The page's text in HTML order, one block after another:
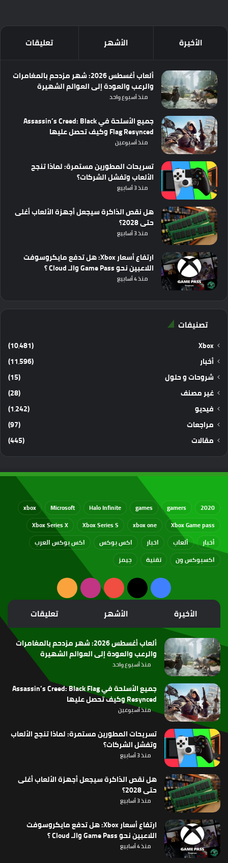
الأخيرة الأشهر تعليقات
ألعاب أغسطس 2026: شهر مزدحم بالمغامرات
والرعب والعودة إلى العوالم الشهيرة
منذ أسبوع واحد
جميع الأسلحة في Assassin’s Creed: Black
Flag Resynced وكيف تحصل عليها
منذ أسبوعين
تسريحات المطورين مستمرة: لماذا تنجح
الألعاب وتفشل الشركات؟
منذ 3 أسابيع
هل نقص الذاكرة سيجعل أجهزة الألعاب أغلى
حتى 2028؟
منذ 3 أسابيع
ارتفاع أسعار Xbox: هل تدفع مايكروسوفت
اللاعبين نحو Game Pass والـ Cloud ؟
منذ 4 أسابيع
تصنيفات
Xbox
(10٬481)
أخبار
(11٬596)
شروحات و حلول
(15)
غير مصنف
(28)
فيديو
(1٬242)
مراجعات
(97)
مقالات
(445)
2020
gamers
games
Halo Infinite
Microsoft
xbox
Xbox Game pass
xbox one
Xbox Series S
Xbox Series X
أخبار
ألعاب اخبار اكس بوكس
اكس بوكس العرب
اكسبوكس ون
تقنية جيمز
فيسبوك
‫X
‫YouTubeانستقرامملخص
الموقع
RSS
الأخيرة الأشهر تعليقات
ألعاب أغسطس 2026: شهر مزدحم بالمغامرات
والرعب والعودة إلى العوالم الشهيرة
منذ أسبوع واحد
جميع الأسلحة في Assassin’s Creed: Black Flag
Resynced وكيف تحصل عليها
منذ أسبوعين
تسريحات المطورين مستمرة: لماذا تنجح الألعاب
وتفشل الشركات؟
منذ 3 أسابيع
هل نقص الذاكرة سيجعل أجهزة الألعاب أغلى
حتى 2028؟
منذ 3 أسابيع
ارتفاع أسعار Xbox: هل تدفع مايكروسوفت
اللاعبين نحو Game Pass والـ Cloud ؟
منذ 4 أسابيع